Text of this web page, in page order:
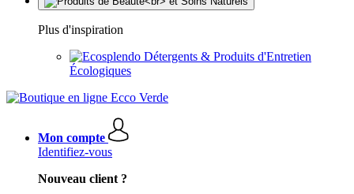
Plus d'inspiration
Détergents & Produits d'Entretien
Écologiques
Mon compte
Identifiez-vous
Nouveau client ?